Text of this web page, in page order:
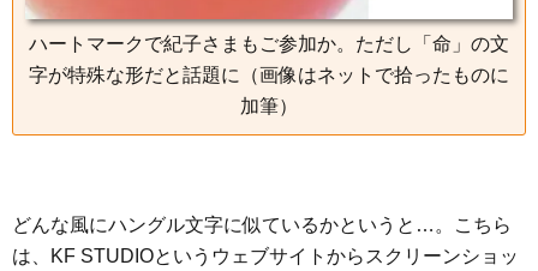
ハートマークで紀子さまもご参加か。ただし「命」の文
字が特殊な形だと話題に（画像はネットで拾ったものに
加筆）
どんな風にハングル文字に似ているかというと…。こちら
は、KF STUDIOというウェブサイトからスクリーンショッ